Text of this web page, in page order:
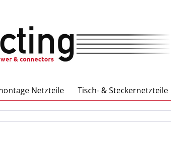
Netzteile Tisch- & Steckernetzteile